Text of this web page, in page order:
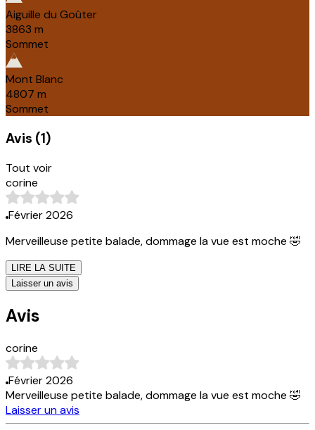
Aiguille du Goûter
3863 m
Sommet
Mont Blanc
4807 m
Sommet
Avis (1)
Tout voir
corine
Février 2026
Merveilleuse petite balade, dommage la vue est moche 🤣
LIRE LA SUITE
Laisser un avis
Avis
corine
Février 2026
Merveilleuse petite balade, dommage la vue est moche 🤣
Laisser un avis